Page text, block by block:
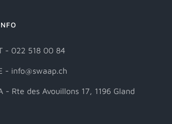
- 022 518 00 84
- info@swaap.ch
- Rte des Avouillons 17, 1196 Gland